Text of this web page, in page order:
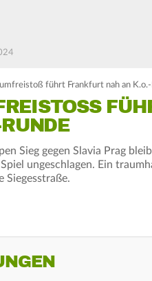
führt Frankfurt nah an
Sieg gegen Slavia Prag
ungeschlagen. Ein
Siegesstraße.